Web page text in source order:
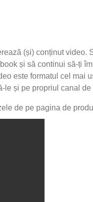
(și) conținut video.
și să continui să-ți
este formatul cel mai
și pe propriul canal
de pe pagina de